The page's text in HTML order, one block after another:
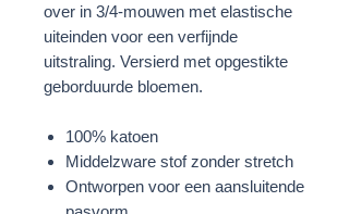
over in 3/4-mouwen met elastische
uiteinden voor een verfijnde
uitstraling. Versierd met opgestikte
geborduurde bloemen.
100% katoen
Middelzware stof zonder stretch
Ontworpen voor een aansluitende